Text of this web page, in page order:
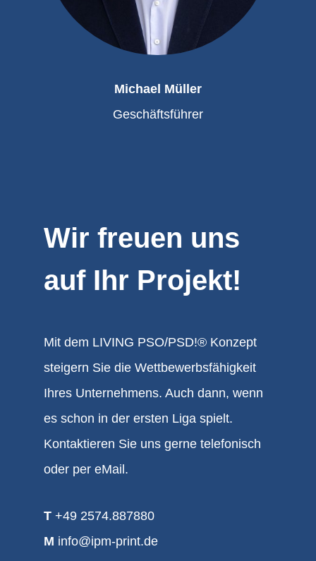
Michael Müller
Geschäftsführer
Wir freuen uns
auf Ihr Projekt!
Mit dem LIVING PSO/PSD!® Konzept
steigern Sie die Wettbewerbsfähigkeit
Ihres Unternehmens. Auch dann, wenn
es schon in der ersten Liga spielt.
Kontaktieren Sie uns gerne telefonisch
oder per eMail.
T +49 2574.887880
M info@ipm-print.de